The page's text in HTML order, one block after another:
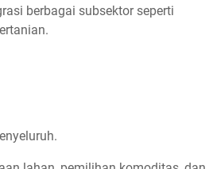
berbagai subsektor seperti